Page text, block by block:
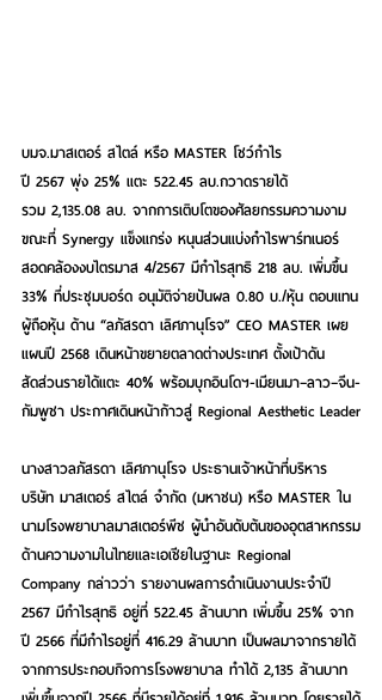
บมจ.มาสเตอร์ สไตล์ หรือ MASTER โชว์กำไร
ปี 2567 พุ่ง 25% แตะ 522.45 ลบ.กวาดรายได้
รวม 2,135.08 ลบ. จากการเติบโตของศัลยกรรมความงาม
ขณะที่ Synergy แข็งแกร่ง หนุนส่วนแบ่งกำไรพาร์ทเนอร์
สอดคล้องงบไตรมาส 4/2567 มีกำไรสุทธิ 218 ลบ. เพิ่มขึ้น
33% ที่ประชุมบอร์ด อนุมัติจ่ายปันผล 0.80 บ./หุ้น ตอบแทน
ผู้ถือหุ้น ด้าน “ลภัสรดา เลิศภานุโรจ” CEO MASTER เผย
แผนปี 2568 เดินหน้าขยายตลาดต่างประเทศ ตั้งเป้าดัน
สัดส่วนรายได้แตะ 40% พร้อมบุกอินโดฯ-เมียนมา–ลาว–จีน-
กัมพูชา ประกาศเดินหน้าก้าวสู่ Regional Aesthetic Leader
นางสาวลภัสรดา เลิศภานุโรจ ประธานเจ้าหน้าที่บริหาร
บริษัท มาสเตอร์ สไตล์ จำกัด (มหาชน) หรือ MASTER ใน
นามโรงพยาบาลมาสเตอร์พีช ผู้นำอันดับต้นของอุตสาหกรรม
ด้านความงามในไทยและเอเชียในฐานะ Regional
Company กล่าวว่า รายงานผลการดำเนินงานประจำปี
2567 มีกำไรสุทธิ อยู่ที่ 522.45 ล้านบาท เพิ่มขึ้น 25% จาก
ปี 2566 ที่มีกำไรอยู่ที่ 416.29 ล้านบาท เป็นผลมาจากรายได้
จากการประกอบกิจการโรงพยาบาล ทำได้ 2,135 ล้านบาท